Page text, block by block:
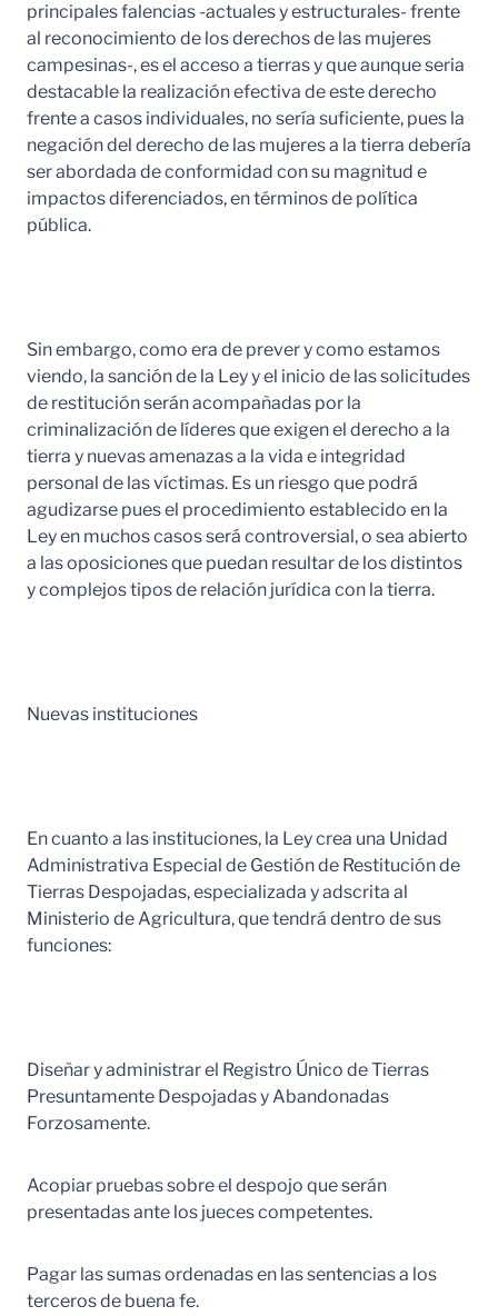
principales falencias -actuales y estructurales- frente
al reconocimiento de los derechos de las mujeres
campesinas-, es el acceso a tierras y que aunque seria
destacable la realización efectiva de este derecho
frente a casos individuales, no sería suficiente, pues la
negación del derecho de las mujeres a la tierra debería
ser abordada de conformidad con su magnitud e
impactos diferenciados, en términos de política
pública.
Sin embargo, como era de prever y como estamos
viendo, la sanción de la Ley y el inicio de las solicitudes
de restitución serán acompañadas por la
criminalización de líderes que exigen el derecho a la
tierra y nuevas amenazas a la vida e integridad
personal de las víctimas. Es un riesgo que podrá
agudizarse pues el procedimiento establecido en la
Ley en muchos casos será controversial, o sea abierto
a las oposiciones que puedan resultar de los distintos
y complejos tipos de relación jurídica con la tierra.
Nuevas instituciones
En cuanto a las instituciones, la Ley crea una Unidad
Administrativa Especial de Gestión de Restitución de
Tierras Despojadas, especializada y adscrita al
Ministerio de Agricultura, que tendrá dentro de sus
funciones:
Diseñar y administrar el Registro Único de Tierras
Presuntamente Despojadas y Abandonadas
Forzosamente.
Acopiar pruebas sobre el despojo que serán
presentadas ante los jueces competentes.
Pagar las sumas ordenadas en las sentencias a los
terceros de buena fe.